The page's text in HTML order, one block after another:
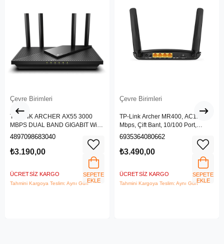
Çevre Birimleri
TP-LINK ARCHER AX55 3000
MBPS DUAL BAND GIGABIT Wi-Fi
6 ROUTER
4897098683040
₺3.190,00
ÜCRETSIZ KARGO
Tahmini Kargoya Teslim: Aynı Gün
SEPETE
EKLE
Çevre Birimleri
TP-Link Archer MR400, AC1200
Mbps, Çift Bant, 10/100 Port,
4G/3G SIM Yuvası, Kablosuz 4G
6935364080662
₺3.490,00
ÜCRETSIZ KARGO
Tahmini Kargoya Teslim: Aynı Gün
SEPETE
EKLE